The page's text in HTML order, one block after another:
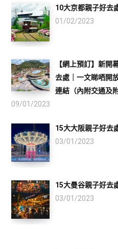
10大京都親子好去
01/02/2023
【網上預訂】新開
去處｜一文睇哂開
連結（內附交通及
09/01/2023
15大大阪親子好去
03/01/2023
15大曼谷親子好去
03/01/2023